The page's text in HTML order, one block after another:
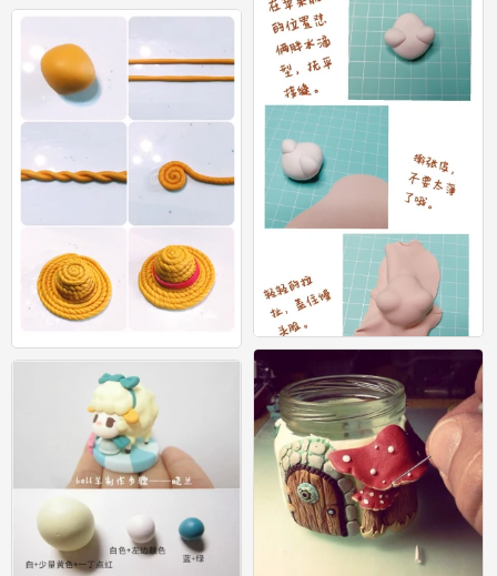
路飞的草帽
法（三） 粘土脸部教程 by@暮珥
4
2017#粘土教程#卡通老头的二皮脸做
法（一） 粘土脸部教程 by@暮珥
0